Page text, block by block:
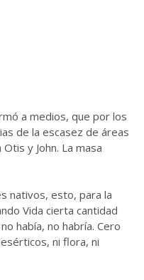
a medios, que por los
de la escasez de áreas
y John. La masa
nativos, esto, para la
Vida cierta cantidad
había, no habría. Cero
ni flora, ni